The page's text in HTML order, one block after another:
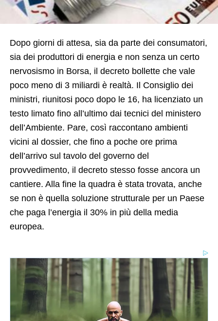
Dopo giorni di attesa, sia da parte dei consumatori,
sia dei produttori di energia e non senza un certo
nervosismo in Borsa, il decreto bollette che vale
poco meno di 3 miliardi è realtà. Il Consiglio dei
ministri, riunitosi poco dopo le 16, ha licenziato un
testo limato fino all’ultimo dai tecnici del ministero
dell’Ambiente. Pare, così raccontano ambienti
vicini al dossier, che fino a poche ore prima
dell’arrivo sul tavolo del governo del
provvedimento, il decreto stesso fosse ancora un
cantiere. Alla fine la quadra è stata trovata, anche
se non è quella soluzione strutturale per un Paese
che paga l’energia il 30% in più della media
europea.